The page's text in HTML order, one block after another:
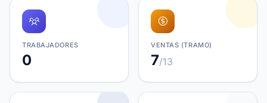
TRABAJADORES
0
VENTAS (TRAMO)
7/13